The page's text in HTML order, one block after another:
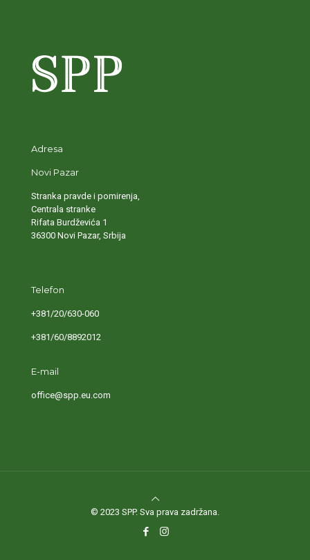
Adresa
Novi Pazar
Stranka pravde i pomirenja,
Centrala stranke
Rifata Burdževića 1
36300 Novi Pazar, Srbija
Telefon
+381/20/630-060
+381/60/8892012
E-mail
office@spp.eu.com
© 2023 SPP. Sva prava zadržana.